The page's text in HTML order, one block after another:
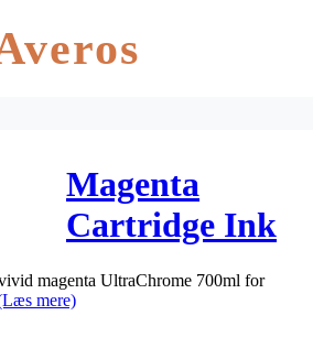
Magenta
Cartridge Ink
HC
(C13T636300)
magenta UltraChrome 700ml for
mere)